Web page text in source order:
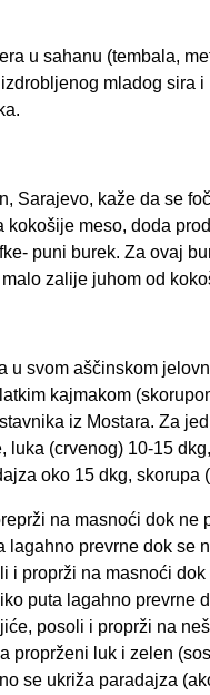
u sahanu (tembala,
mladog sira
Sarajevo, kaže da se
kokošije meso, doda
puni burek. Za ovaj
zalije juhom od
u svom aščinskom
kajmakom
iz Mostara. Za
luka (crvenog) 10-15
oko 15 dkg, skorupa
na masnoći dok
lagahno prevrne dok se
i proprži na masnoći
puta lagahno prevrne
posoli i proprži na
proprženi luk i zelen
se ukriža paradajza